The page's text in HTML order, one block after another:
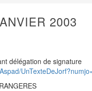
2003
délégation de signature